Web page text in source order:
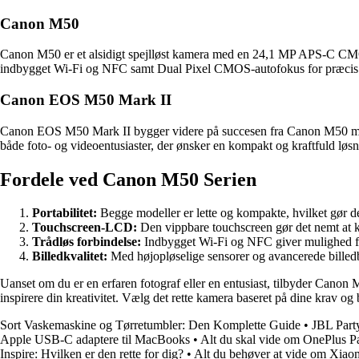
Canon M50
Canon M50 er et alsidigt spejlløst kamera med en 24,1 MP APS-C
indbygget Wi-Fi og NFC samt Dual Pixel CMOS-autofokus for
Canon EOS M50 Mark II
Canon EOS M50 Mark II bygger videre på succesen fra Canon M50
både foto- og videoentusiaster, der ønsker en kompakt og kraftfuld
Fordele ved Canon M50 Serien
Portabilitet: Begge modeller er lette og kompakte, hvilket gør
Touchscreen-LCD: Den vippbare touchscreen gør det nemt at
Trådløs forbindelse: Indbygget Wi-Fi og NFC giver mulighed
Billedkvalitet: Med højopløselige sensorer og avancerede
Uanset om du er en erfaren fotograf eller en entusiast, tilbyder
inspirere din kreativitet. Vælg det rette kamera baseret på dine krav
Sort Vaskemaskine og Tørretumbler: Den Komplette Guide • JBL
Apple USB-C adaptere til MacBooks • Alt du skal vide om OnePlus
Inspire: Hvilken er den rette for dig? • Alt du behøver at vide om